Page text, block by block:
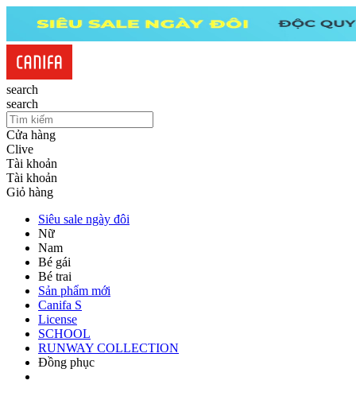
search
search
Cửa hàng
Clive
Tài khoản
Tài khoản
Giỏ hàng
Siêu sale ngày đôi
Nữ
Nam
Bé gái
Bé trai
Sản phẩm mới
Canifa S
License
SCHOOL
RUNWAY COLLECTION
Đồng phục